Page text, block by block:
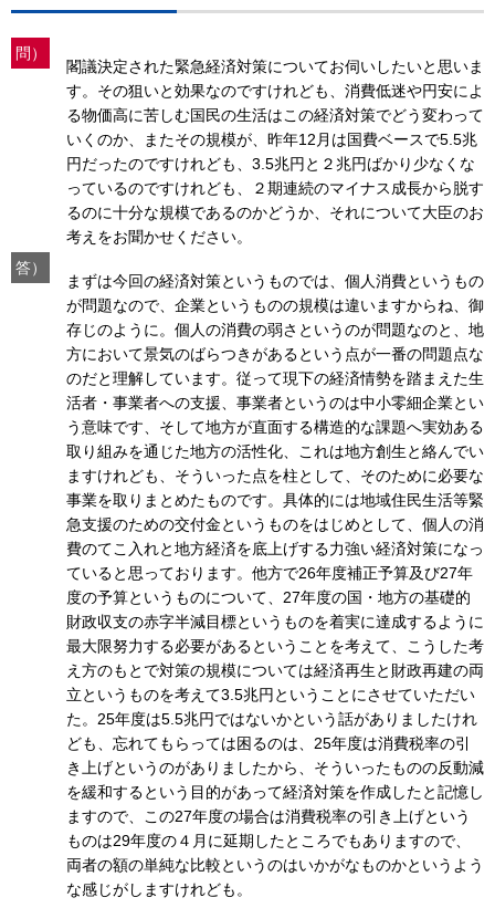
問）
閣議決定された緊急経済対策についてお伺いしたいと思いま
す。その狙いと効果なのですけれども、消費低迷や円安によ
る物価高に苦しむ国民の生活はこの経済対策でどう変わって
いくのか、またその規模が、昨年12月は国費ベースで5.5兆
円だったのですけれども、3.5兆円と２兆円ばかり少なくな
っているのですけれども、２期連続のマイナス成長から脱す
るのに十分な規模であるのかどうか、それについて大臣のお
考えをお聞かせください。
答）
まずは今回の経済対策というものでは、個人消費というもの
が問題なので、企業というものの規模は違いますからね、御
存じのように。個人の消費の弱さというのが問題なのと、地
方において景気のばらつきがあるという点が一番の問題点な
のだと理解しています。従って現下の経済情勢を踏まえた生
活者・事業者への支援、事業者というのは中小零細企業とい
う意味です、そして地方が直面する構造的な課題へ実効ある
取り組みを通じた地方の活性化、これは地方創生と絡んでい
ますけれども、そういった点を柱として、そのために必要な
事業を取りまとめたものです。具体的には地域住民生活等緊
急支援のための交付金というものをはじめとして、個人の消
費のてこ入れと地方経済を底上げする力強い経済対策になっ
ていると思っております。他方で26年度補正予算及び27年
度の予算というものについて、27年度の国・地方の基礎的
財政収支の赤字半減目標というものを着実に達成するように
最大限努力する必要があるということを考えて、こうした考
え方のもとで対策の規模については経済再生と財政再建の両
立というものを考えて3.5兆円ということにさせていただい
た。25年度は5.5兆円ではないかという話がありましたけれ
ども、忘れてもらっては困るのは、25年度は消費税率の引
き上げというのがありましたから、そういったものの反動減
を緩和するという目的があって経済対策を作成したと記憶し
ますので、この27年度の場合は消費税率の引き上げという
ものは29年度の４月に延期したところでもありますので、
両者の額の単純な比較というのはいかがなものかというよう
な感じがしますけれども。